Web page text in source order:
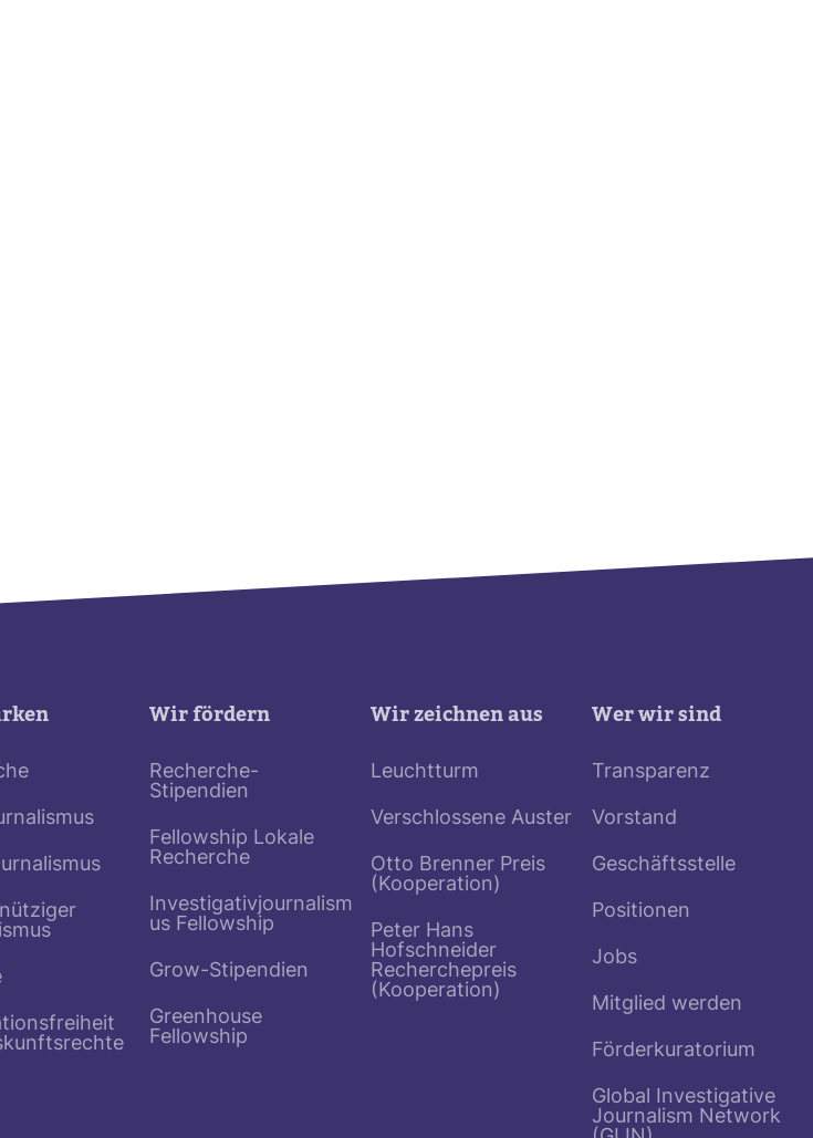
Wir fördern
Recherche-
Stipendien
Fellowship Lokale
Recherche
Investigativjournalism
us Fellowship
Grow-Stipendien
Greenhouse
Fellowship
Wir zeichnen aus
Leuchtturm
Verschlossene Auster
Otto Brenner Preis
(Kooperation)
Peter Hans
Hofschneider
Recherchepreis
(Kooperation)
Wer wir sind
Transparenz
Vorstand
Geschäftsstelle
Positionen
Jobs
Mitglied werden
Förderkuratorium
Global Investigative
Journalism Network